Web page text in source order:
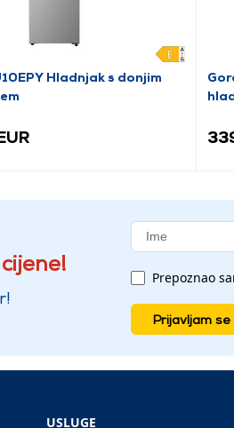
Hladnjak s donjim
Prepoznao
Prijavljam se
USLUGE